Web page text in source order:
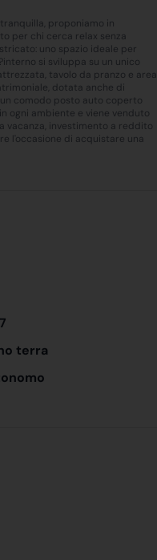
proponiamo in
per chi cerca relax senza
uno spazio ideale per
si sviluppa su un unico
tavolo da pranzo e area
dotata anche di
comodo posto auto coperto
ogni ambiente e viene venduto
vacanza, investimento a reddito
l'occasione di acquistare una
terra